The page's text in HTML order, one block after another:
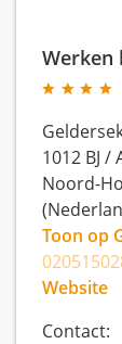
Werken
1012 BJ /
Noord-
Toon op
Website
Contact: